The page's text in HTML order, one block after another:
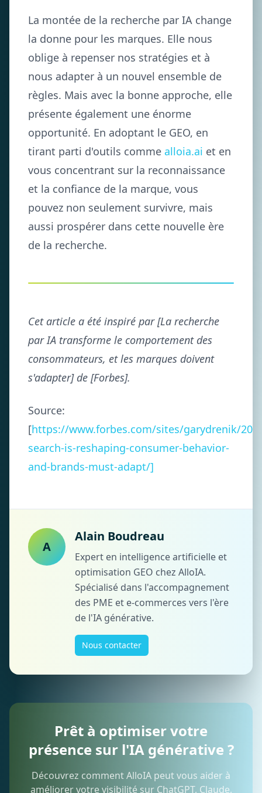
La montée de la recherche par IA change
la donne pour les marques. Elle nous
oblige à repenser nos stratégies et à
nous adapter à un nouvel ensemble de
règles. Mais avec la bonne approche, elle
présente également une énorme
opportunité. En adoptant le GEO, en
tirant parti d'outils comme alloia.ai et en
vous concentrant sur la reconnaissance
et la confiance de la marque, vous
pouvez non seulement survivre, mais
aussi prospérer dans cette nouvelle ère
de la recherche.
Cet article a été inspiré par [La recherche
par IA transforme le comportement des
consommateurs, et les marques doivent
s'adapter] de [Forbes].
Source:
[https://www.forbes.com/sites/garydrenik/
search-is-reshaping-consumer-behavior-
and-brands-must-adapt/]
A
Alain Boudreau
Expert en intelligence artificielle et
optimisation GEO chez AlloIA.
Spécialisé dans l'accompagnement
des PME et e-commerces vers l'ère
de l'IA générative.
Nous contacter
Prêt à optimiser votre
présence sur l'IA générative ?
Découvrez comment AlloIA peut vous aider à
améliorer votre visibilité sur ChatGPT, Claude,